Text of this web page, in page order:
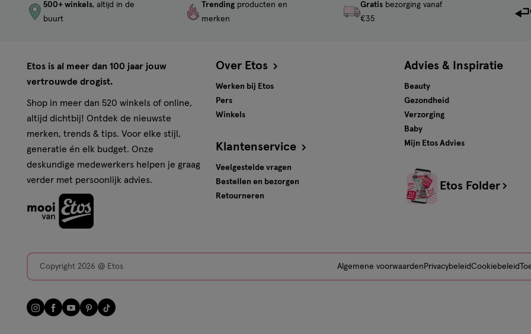
500+ winkels, altijd in de
buurt
Trending producten en
merken
Gratisbezorging vanaf
€35
Etos is al meer dan 100 jaar jouw
vertrouwde drogist.
Shop in meer dan 520 winkels of online,
altijd dichtbij! Ontdek de nieuwste
merken, trends & tips. Voor elke stijl,
generatie én elk budget. Onze
deskundige medewerkers helpen je graag
verder met persoonlijk advies.
Over Etos
Werken bij Etos
Pers
Winkels
Klantenservice
Veelgestelde vragen
Bestellen en bezorgen
Retourneren
Advies & Inspiratie
Beauty
Gezondheid
Verzorging
Baby
Mijn Etos Advies
Etos Folder
Copyright 2026 @ Etos Algemene voorwaarden PrivacybeleidCookiebeleid